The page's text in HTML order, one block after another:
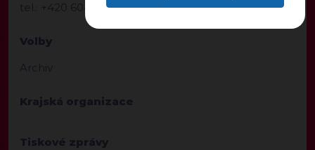
tel.: +420 604229308
Volby
Archiv
Krajská organizace
Tiskové zprávy